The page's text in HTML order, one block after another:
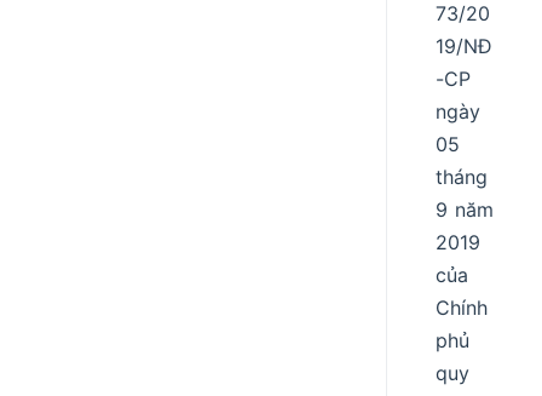
73/20
19/NĐ
-CP
ngày
05
tháng
9 năm
2019
của
Chính
phủ
quy